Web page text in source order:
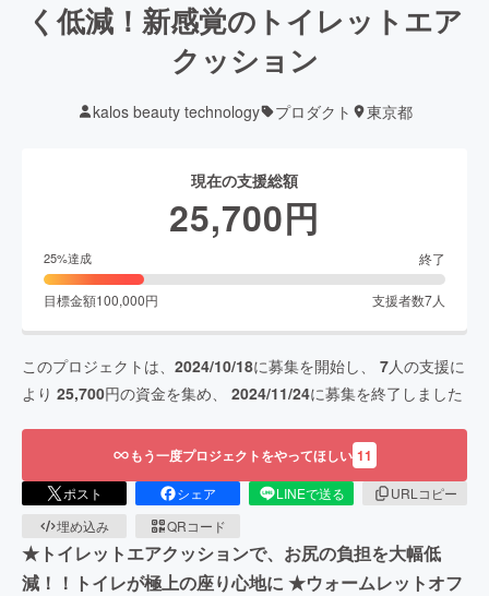
く低減！新感覚のトイレットエア
クッション
kalos beauty technology プロダクト 東京都
現在の支援総額
25,700円
25%達成 終了
目標金額100,000円 支援者数7人
このプロジェクトは、 2024/10/18に募集を開始し、 7人の支援に
より 25,700円の資金を集め、 2024/11/24に募集を終了しました
もう一度プロジェクトをやってほしい 11
ポスト シェア LINEで送る
URLコピー
埋め込み
QRコード
★トイレットエアクッションで、お尻の負担を大幅低
減！！トイレが極上の座り心地に ★ウォームレットオフ